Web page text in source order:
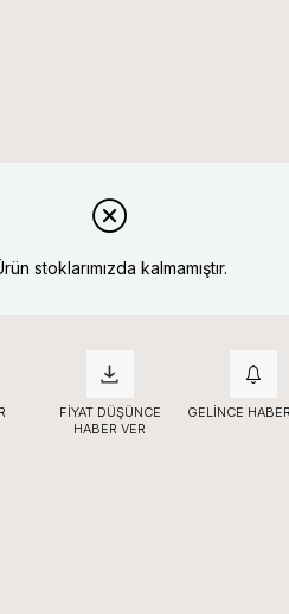
stoklarımızda kalmamıştır.
FIYAT DÜŞÜNCE
HABER VER
GELINCE